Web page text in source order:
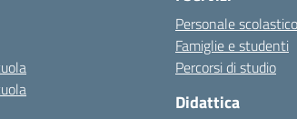
Personale scolastico
Famiglie e studenti
Percorsi di studio
Didattica